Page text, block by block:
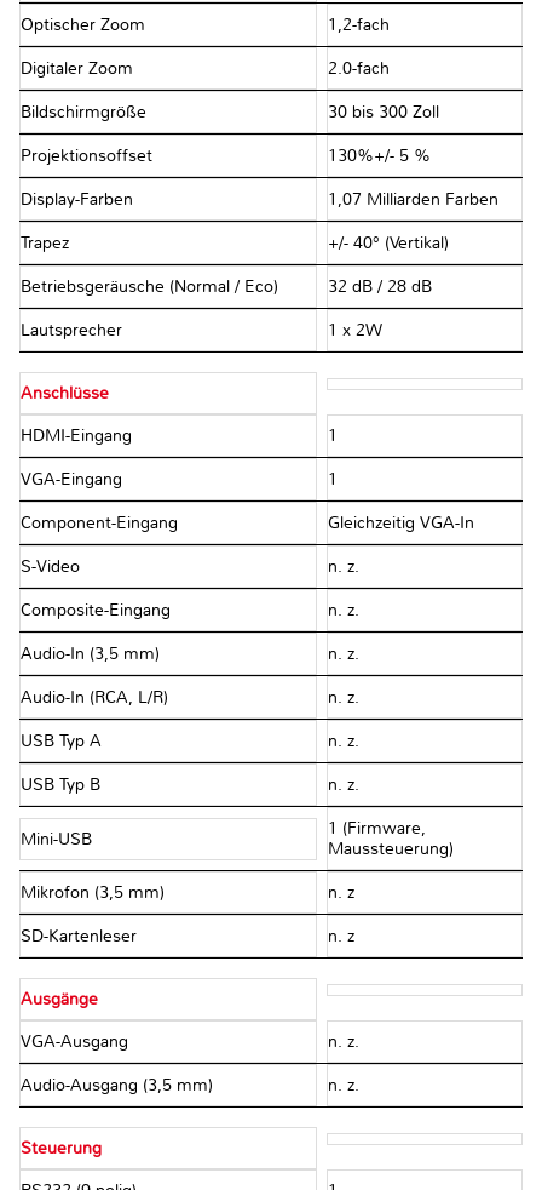
Optischer Zoom 1,2-fach
Digitaler Zoom 2.0-fach
Bildschirmgröße 30 bis 300 Zoll
Projektionsoffset 130%+/- 5 %
Display-Farben 1,07 Milliarden Farben
Trapez +/- 40° (Vertikal)
Betriebsgeräusche (Normal / Eco) 32 dB / 28 dB
Lautsprecher 1 x 2W
Anschlüsse
HDMI-Eingang 1
VGA-Eingang 1
Component-Eingang Gleichzeitig VGA-In
S-Video n. z.
Composite-Eingang n. z.
Audio-In (3,5 mm) n. z.
Audio-In (RCA, L/R) n. z.
USB Typ A n. z.
USB Typ B n. z.
Mini-USB
1 (Firmware,
Maussteuerung)
Mikrofon (3,5 mm) n. z
SD-Kartenleser n. z
Ausgänge
VGA-Ausgang n. z.
Audio-Ausgang (3,5 mm) n. z.
Steuerung